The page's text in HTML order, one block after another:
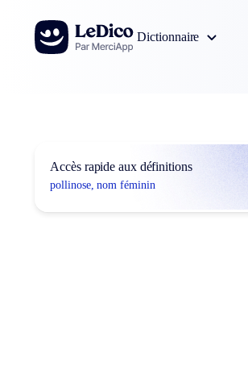
Aller au contenu
Dictionnaire
Accès rapide aux définitions
pollinose, nom féminin